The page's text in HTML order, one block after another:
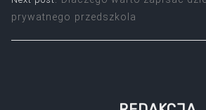
prywatnego przedszkola